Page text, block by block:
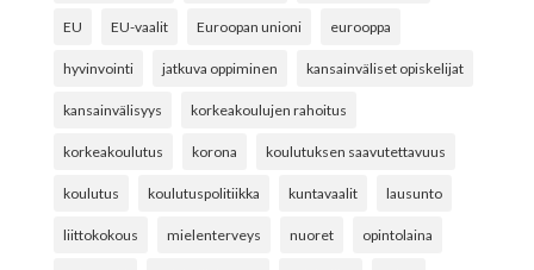
EU EU-vaalit Euroopan unioni eurooppa
hyvinvointi jatkuva oppiminen kansainväliset opiskelijat
kansainvälisyys korkeakoulujen rahoitus
korkeakoulutus korona koulutuksen saavutettavuus
koulutus koulutuspolitiikka kuntavaalit lausunto
liittokokous mielenterveys nuoret opintolaina